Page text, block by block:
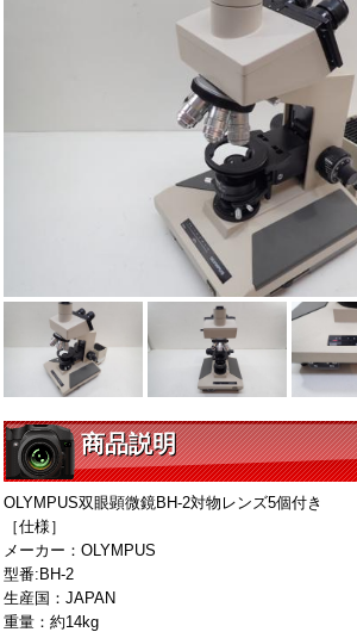
商品説明
OLYMPUS双眼顕微鏡BH-2対物レンズ5個付き
［仕様］
メーカー：OLYMPUS
型番:BH-2
生産国：JAPAN
重量：約14kg